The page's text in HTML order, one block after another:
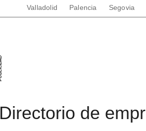
Valladolid Palencia Segovia
Directorio de